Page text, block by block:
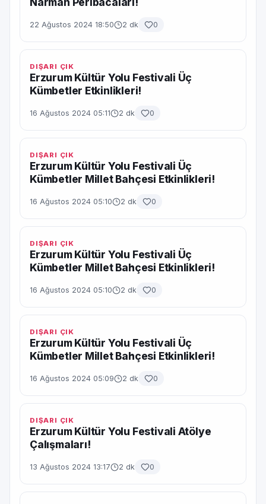
22 Ağustos 2024 18:50 2 dk 0
DIŞARI ÇIK
Erzurum Kültür Yolu Festivali Üç
Kümbetler Etkinlikleri!
16 Ağustos 2024 05:11 2 dk 0
DIŞARI ÇIK
Erzurum Kültür Yolu Festivali Üç
Kümbetler Millet Bahçesi Etkinlikleri!
16 Ağustos 2024 05:10 2 dk 0
DIŞARI ÇIK
Erzurum Kültür Yolu Festivali Üç
Kümbetler Millet Bahçesi Etkinlikleri!
16 Ağustos 2024 05:10 2 dk 0
DIŞARI ÇIK
Erzurum Kültür Yolu Festivali Üç
Kümbetler Millet Bahçesi Etkinlikleri!
16 Ağustos 2024 05:09 2 dk 0
DIŞARI ÇIK
Erzurum Kültür Yolu Festivali Atölye
Çalışmaları!
13 Ağustos 2024 13:17 2 dk 0